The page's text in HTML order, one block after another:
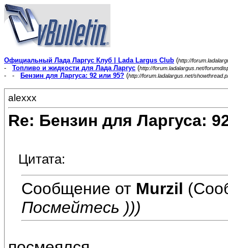
Официальный Лада Ларгус Клуб | Lada Largus Club (http://
- Топливо и жидкости для Лада Ларгус (http://forum.ladalargus.net/
- - Бензин для Ларгуса: 92 или 95? (http://forum.ladalargus.net/
alexxx
Re: Бензин для Ларгуса:
Цитата:
Сообщение от Murzil
Посмейтесь )))